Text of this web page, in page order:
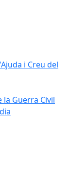
i Creu del
la Guerra Civil